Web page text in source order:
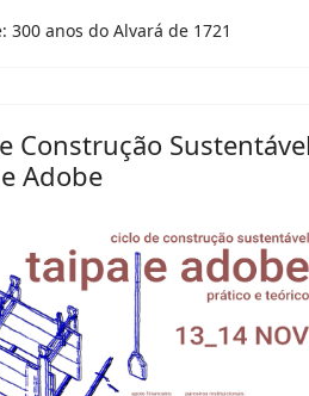
300 anos do Alvará de 1721
Construção
Adobe